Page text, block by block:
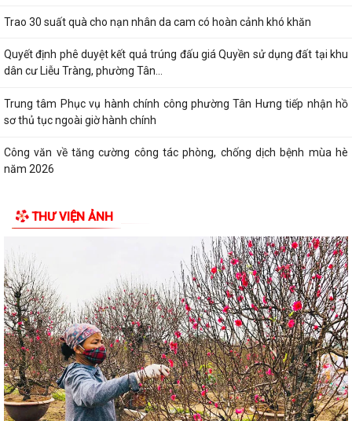
Trao 30 suất quà cho nạn nhân da cam có hoàn cảnh khó khăn
Quyết định phê duyệt kết quả trúng đấu giá Quyền sử dụng đất tại khu
dân cư Liễu Tràng, phường Tân...
Trung tâm Phục vụ hành chính công phường Tân Hưng tiếp nhận hồ
sơ thủ tục ngoài giờ hành chính
Công văn về tăng cường công tác phòng, chống dịch bệnh mùa hè
năm 2026
bỏ lĩnh vực hội nghị, hội thảo...
Thông báo lịch công tác tuần của Lãnh đạo Ủy ban nhân dân phường
(Từ ngày 03/8/2026 đến ngày...
Lãi suất mới áp dụng theo quy định của Ngân hàng Chính sách Xã hội
từ ngày 05/8/2026
Quy trình mới về tiếp nhận, giải quyết thủ tục hành chính trên môi
trường điện tử
Công an phường Tân Hưng tăng cường tuyên truyền, vận động nhân
dân bàn giao mặt bằng các dự án
THƯ VIỆN ẢNH